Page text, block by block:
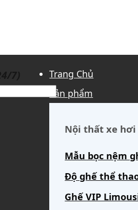
7)
Trang Chủ
Sản phẩm
Nội thất xe hơi
Mẫu bọc nệm
Độ ghế thể
Ghế VIP